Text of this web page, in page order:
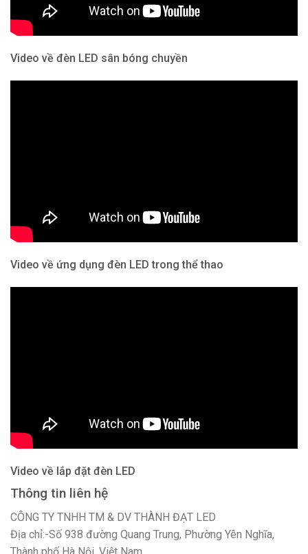
Video về đèn LED sân bóng chuyền
Video về ứng dụng đèn LED trong thể thao
Video về lắp đặt đèn LED
Thông tin liên hệ
CÔNG TY TNHH TM & DV THÀNH ĐẠT LED
Địa chỉ:-Số 938 đường Quang Trung, Phường Yên Nghĩa,